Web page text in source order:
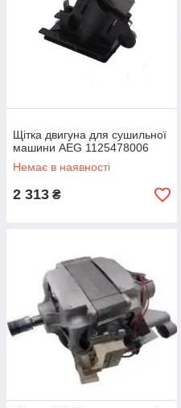
Щітка двигуна для сушильної
машини AEG 1125478006
Немає в наявності
2 313 ₴